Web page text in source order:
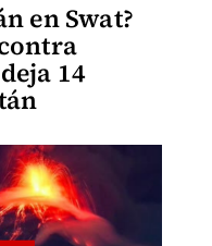
en Swat?
14